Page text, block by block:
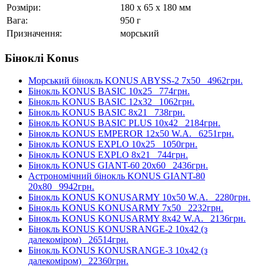
Розміри:
180 x 65 x 180 мм
Вага:
950 г
Призначення:
морський
Біноклі Konus
Морський бінокль KONUS ABYSS-2 7x50 4962грн.
Бінокль KONUS BASIC 10x25 774грн.
Бінокль KONUS BASIC 12x32 1062грн.
Бінокль KONUS BASIC 8x21 738грн.
Бінокль KONUS BASIC PLUS 10x42 2184грн.
Бінокль KONUS EMPEROR 12x50 W.A. 6251грн.
Бінокль KONUS EXPLO 10x25 1050грн.
Бінокль KONUS EXPLO 8x21 744грн.
Бінокль KONUS GIANT-60 20x60 2436грн.
Астрономічний бінокль KONUS GIANT-80
20x80 9942грн.
Бінокль KONUS KONUSARMY 10x50 W.A. 2280грн.
Бінокль KONUS KONUSARMY 7x50 2232грн.
Бінокль KONUS KONUSARMY 8x42 W.A. 2136грн.
Бінокль KONUS KONUSRANGE-2 10x42 (з
далекоміром) 26514грн.
Бінокль KONUS KONUSRANGE-3 10x42 (з
далекоміром) 22360грн.